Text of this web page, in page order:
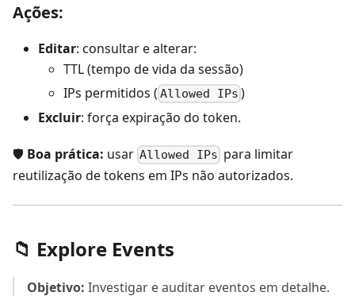
Ações:
Editar: consultar e alterar:
TTL (tempo de vida da sessão)
IPs permitidos ( Allowed IPs )
Excluir: força expiração do token.
🛡️ Boa prática: usar Allowed IPs para limitar
reutilização de tokens em IPs não autorizados.
📁 Explore Events
Objetivo: Investigar e auditar eventos em detalhe.